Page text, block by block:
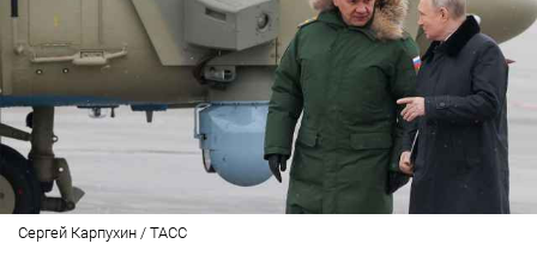
Сергей Карпухин / ТАСС